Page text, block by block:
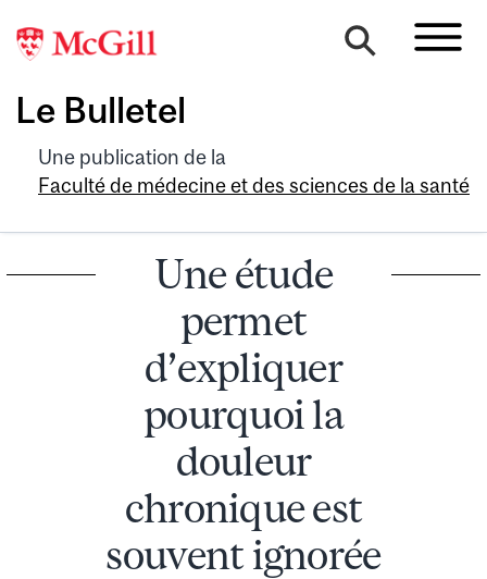
Le Bulletel
Une publication de la
Faculté de médecine et des sciences de la santé
Une étude
permet
d’expliquer
pourquoi la
douleur
chronique est
souvent ignorée